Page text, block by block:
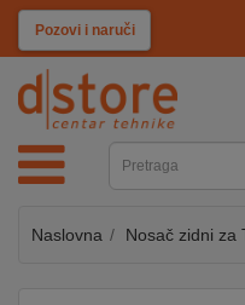
Pozovi i naruči
KATEGORIJE
TV
SAT
MOBILNI
Naslovna Nosač zidni za